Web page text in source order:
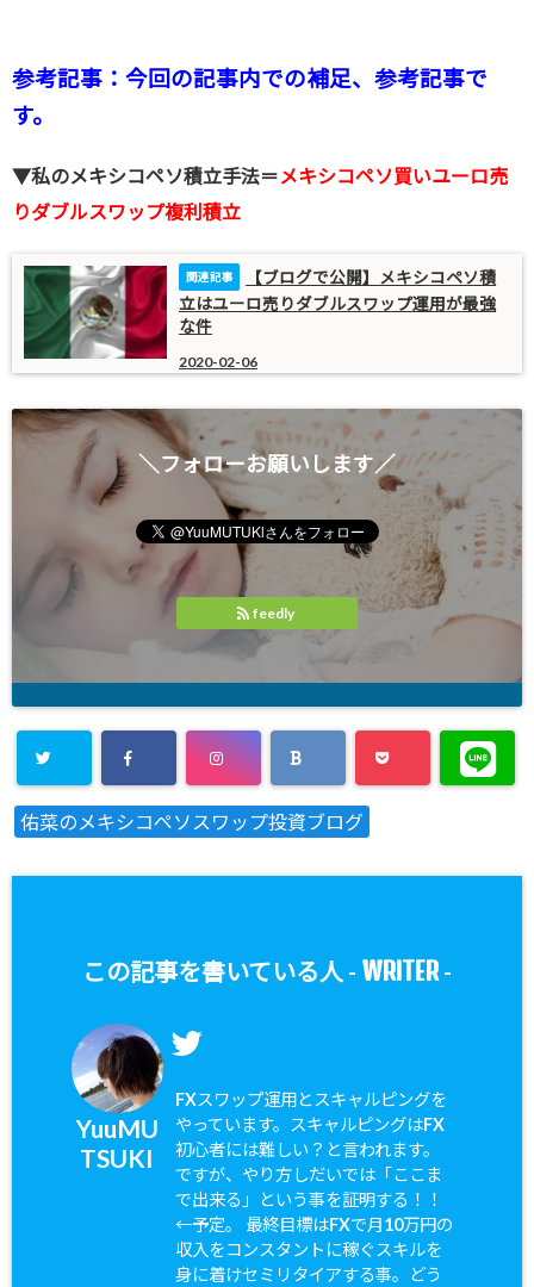
参考記事：今回の記事内での補足、参考記事で
す。
▼私のメキシコペソ積立手法＝メキシコペソ買いユーロ売
りダブルスワップ複利積立
【ブログで公開】メキシコペソ積
立はユーロ売りダブルスワップ運用が最強
な件
2020-02-06
＼フォローお願いします／
feedly
佑菜のメキシコペソスワップ投資ブログ
この記事を書いている人 - WRITER-
YuuMU
TSUKI
FXスワップ運用とスキャルピングを
やっています。スキャルピングはFX
初心者には難しい？と言われます。
ですが、やり方しだいでは「ここま
で出来る」という事を証明する！！
←予定。 最終目標はFXで月10万円の
収入をコンスタントに稼ぐスキルを
身に着けセミリタイアする事。どう